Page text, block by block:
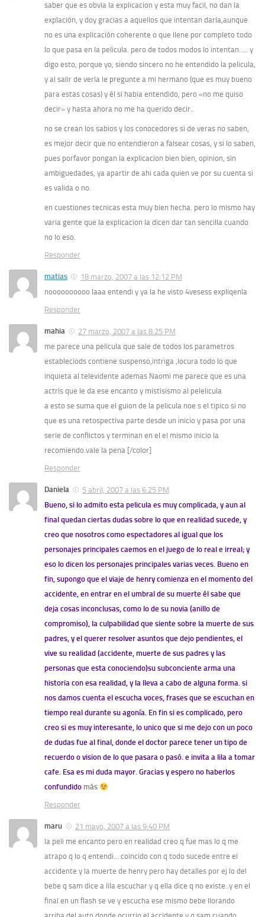
saber que es obvia la explicacion y esta muy facil, no dan la
explación, y doy gracias a aquellos que intentan darla,aunque
no es una explicación coherente o que llene por completo todo
lo que pasa en la pelicula. pero de todos modos lo intentan….. y
digo esto, porque yo, siendo sincero no he entendido la pelicula,
y al salir de verla le pregunte a mi hermano (que es muy bueno
para estas cosas) y él si habia entendido, pero «no me quiso
decir» y hasta ahora no me ha querido decir..
no se crean los sabios y los conocedores si de veras no saben,
es mejor decir que no entendieron a falsear cosas, y si lo saben,
pues porfavor pongan la explicacion bien bien, opinion, sin
ambiguedades, ya apartir de ahi cada quien ve por su cuenta si
es valida o no.
en cuestiones tecnicas esta muy bien hecha. pero lo mismo hay
varia gente que la explicacion la dicen dar tan sencilla cuando
no lo eso.
Responder
matias
18 marzo, 2007 a las 12:12 PM
noooooooooo laaa entendi y ya la he visto 4vesess expliqenla
Responder
mahia
27 marzo, 2007 a las 8:25 PM
me parece una pelicula que sale de todos los parametros
estableciods contiene suspenso,intriga ,locura todo lo que
inquieta al televidente ademas Naomi me parece que es una
actris que le da ese encanto y mistisismo al pelelicula
a esto se suma que el guion de la pelicula noe s el tipico si no
que es una retospectiva parte desde un inicio y pasa por una
serie de conflictos y terminan en el el mismo inicio la
recomiendo.vale la pena [/color]
Responder
Daniela
5 abril, 2007 a las 6:25 PM
Bueno, si lo admito esta pelicula es muy complicada, y aun al
final quedan ciertas dudas sobre lo que en realidad sucede, y
creo que nosotros como espectadores al igual que los
personajes principales caemos en el juego de lo real e irreal; y
eso lo dicen los personajes principales varias veces. Bueno en
fin, supongo que el viaje de henry comienza en el momento del
accidente, en entrar en el umbral de su muerte él sabe que
deja cosas inconclusas, como lo de su novia (anillo de
compromiso), la culpabilidad que siente sobre la muerte de sus
padres, y el querer resolver asuntos que dejo pendientes, el
vive su realidad (accidente, muerte de sus padres y las
personas que esta conociendo)su subconciente arma una
historia con esa realidad, y la lleva a cabo de alguna forma. si
nos damos cuenta el escucha voces, frases que se escuchan en
tiempo real durante su agonía. En fin si es complicado, pero
creo si es muy interesante, lo unico que si me dejo con un poco
de dudas fue al final, donde el doctor parece tener un tipo de
recuerdo o vision de lo que pasara o pasó. e invita a lila a tomar
cafe. Esa es mi duda mayor. Gracias y espero no haberlos
confundido más
Responder
maru
21 mayo, 2007 a las 9:40 PM
la peli me encanto pero en realidad creo q fue mas lo q me
atrapo q lo q entendi… coincido con q todo sucede entre el
accidente y la muerte de henry pero hay detalles por ej lo del
bebe q sam dice a lila escuchar y q ella dice q no existe..y en el
final en un flash se ve y escucha ese mismo bebe llorando